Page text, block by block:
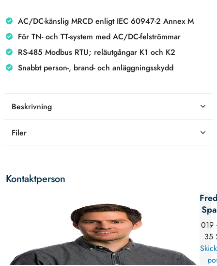
AC/DC-känslig MRCD enligt IEC 60947-2 Annex M
För TN- och TT-system med AC/DC-felströmmar
RS-485 Modbus RTU; reläutgångar K1 och K2
Snabbt person-, brand- och anläggningsskydd
Beskrivning
Filer
Kontaktperson
019
35